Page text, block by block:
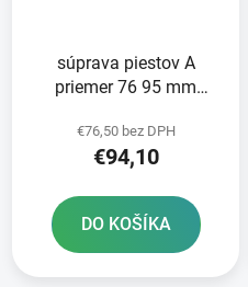
súprava piestov A
priemer 76 95 mm
PISTON
€76,50 bez DPH
€94,10
DO KOŠÍKA